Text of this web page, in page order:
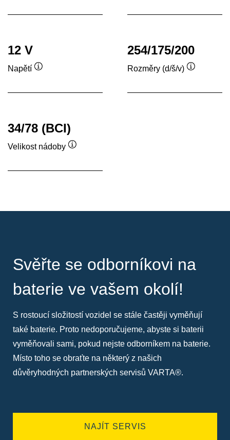
12 V
Napětí
254/175/200
Rozměry (d/š/v)
34/78 (BCI)
Velikost nádoby
Svěřte se odborníkovi na
baterie ve vašem okolí!
S rostoucí složitostí vozidel se stále častěji vyměňují
také baterie. Proto nedoporučujeme, abyste si baterii
vyměňovali sami, pokud nejste odborníkem na baterie.
Místo toho se obraťte na některý z našich
důvěryhodných partnerských servisů VARTA®.
NAJÍT SERVIS